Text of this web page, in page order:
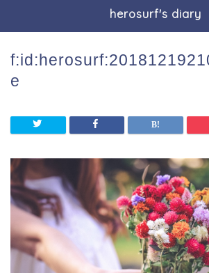
herosurf's diary
e